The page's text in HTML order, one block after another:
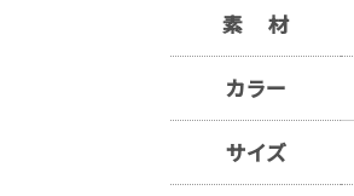
素 材
カラー
サイズ